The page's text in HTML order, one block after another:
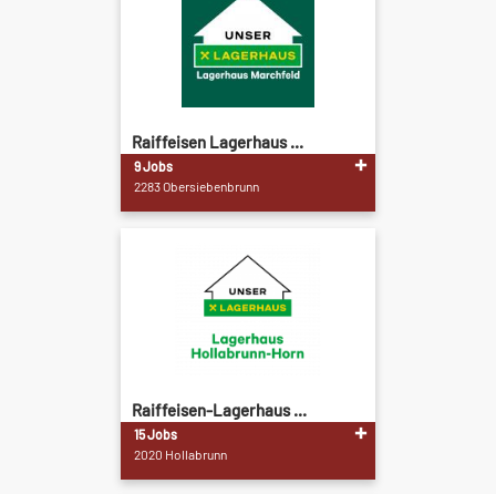
Raiffeisen Lagerhaus ...
9 Jobs
2283 Obersiebenbrunn
Raiffeisen-Lagerhaus ...
15 Jobs
2020 Hollabrunn